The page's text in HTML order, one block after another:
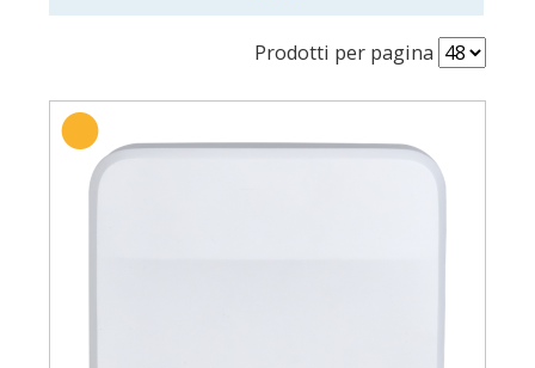
Prodotti per pagina